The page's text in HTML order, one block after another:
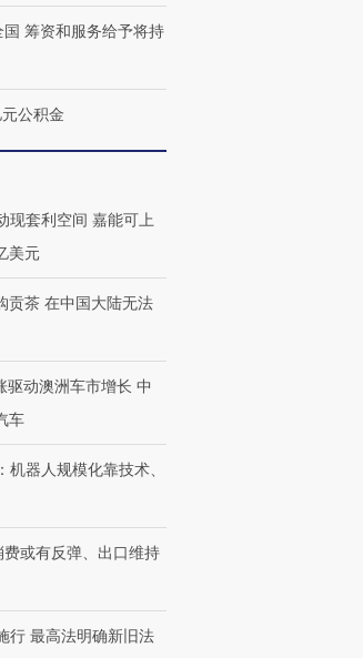
筹资和服务给予将持
公积金
现套利空间 嘉能可上
美元
贡茶 在中国大陆无法
驱动澳洲车市增长 中
车
机器人规模化靠技术、
或有反弹、出口维持
行 最高法明确新旧法